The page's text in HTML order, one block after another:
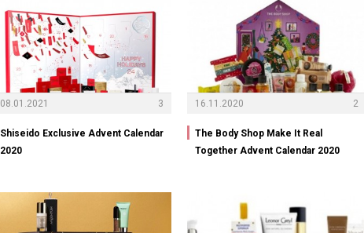
08.01.2021 3
Shiseido Exclusive Advent Calendar
2020
16.11.2020 2
The Body Shop Make It Real
Together Advent Calendar 2020